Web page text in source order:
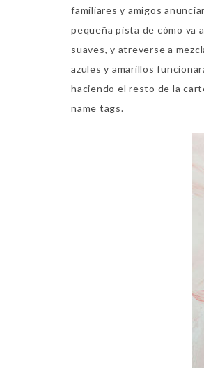
familiares y amigos
pequeña pista de cómo va
suaves, y atreverse a
azules y amarillos
haciendo el resto de la
name tags.